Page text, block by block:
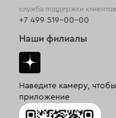
служба поддержки
+7 499 519-00-00
Наши филиалы
Наведите камеру, чтобы
приложение